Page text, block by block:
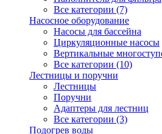
Все категории (7)
Насосное оборудование
Насосы для бассейна
Циркуляционные насосы
Вертикальные
Все категории (10)
Лестницы и поручни
Лестницы
Поручни
Адаптеры для лестниц
Все категории (3)
Подогрев воды